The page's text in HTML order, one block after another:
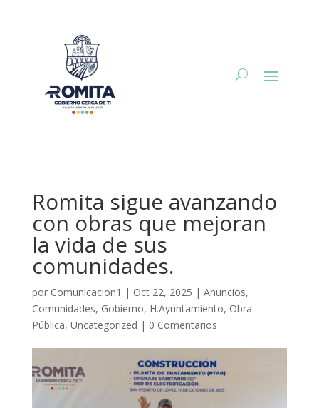
Romita sigue avanzando
con obras que mejoran
la vida de sus
comunidades.
por Comunicacion1 | Oct 22, 2025 | Anuncios,
Comunidades, Gobierno, H.Ayuntamiento, Obra
Pública, Uncategorized | 0 Comentarios